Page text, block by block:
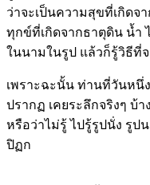
ว่าจะเป็นความสุขที่เกิดจ
ทุกข์ที่เกิดจากธาตุดิน น้ำ
ในนามในรูป แล้วก็รู้วิธีที่
เพราะฉะนั้น ท่านที่วันหนึ่
ปรากฏ เคยระลึกจริงๆ บ้
หรือว่าไม่รู้ ไปรู้รูปนั่ง รูป
ปิฏก